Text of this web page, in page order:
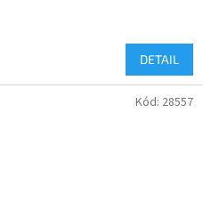
DETAIL
Kód: 28557